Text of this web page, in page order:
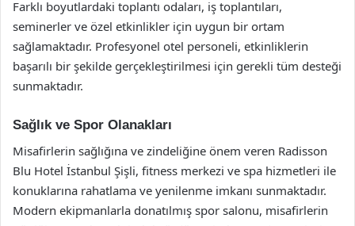
Farklı boyutlardaki toplantı odaları, iş toplantıları,
seminerler ve özel etkinlikler için uygun bir ortam
sağlamaktadır. Profesyonel otel personeli, etkinliklerin
başarılı bir şekilde gerçekleştirilmesi için gerekli tüm desteği
sunmaktadır.
Sağlık ve Spor Olanakları
Misafirlerin sağlığına ve zindeliğine önem veren Radisson
Blu Hotel İstanbul Şişli, fitness merkezi ve spa hizmetleri ile
konuklarına rahatlama ve yenilenme imkanı sunmaktadır.
Modern ekipmanlarla donatılmış spor salonu, misafirlerin